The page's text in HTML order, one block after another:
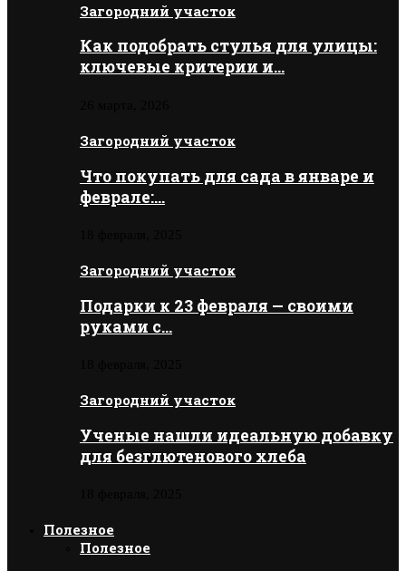
Загородний участок
Как подобрать стулья для улицы:
ключевые критерии и…
Загородний участок
Что покупать для сада в январе и
феврале:…
Загородний участок
Подарки к 23 февраля — своими
руками с…
Загородний участок
Ученые нашли идеальную добавку
для безглютенового хлеба
Полезное
Полезное